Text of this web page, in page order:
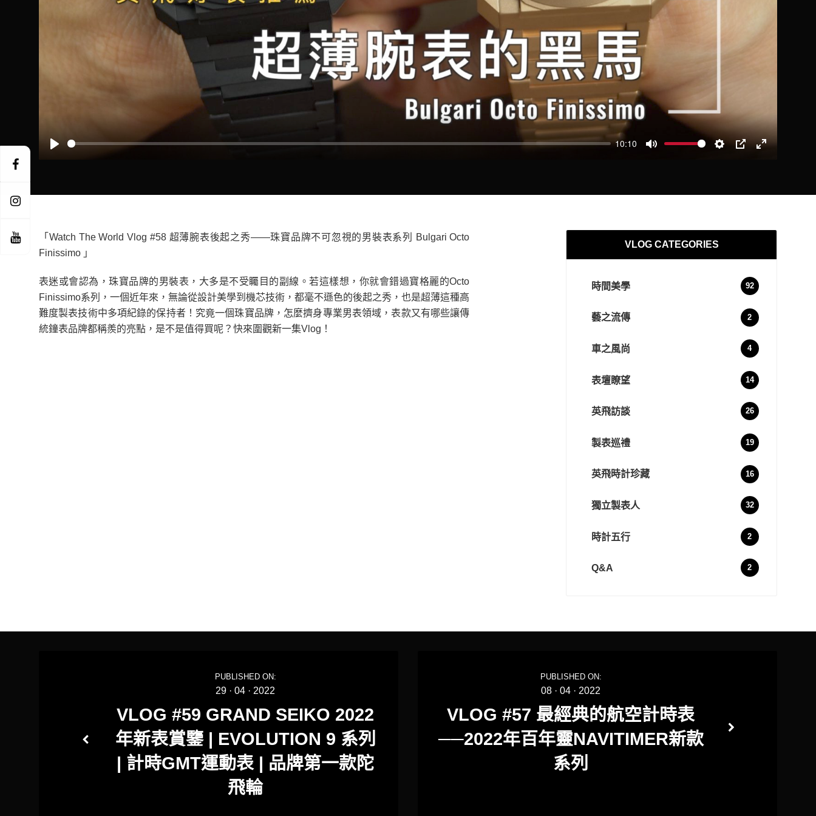
Play
10:10
「Watch The World Vlog #58 超薄腕表後起之秀——珠寶品牌不可忽視的男裝表系列 Bulgari Octo
Finissimo 」
表迷或會認為，珠寶品牌的男裝表，大多是不受矚目的副線。若這樣想，你就會錯過寶格麗的Octo
Finissimo系列，一個近年來，無論從設計美學到機芯技術，都毫不遜色的後起之秀，也是超薄這種高
難度製表技術中多項紀錄的保持者！究竟一個珠寶品牌，怎麼擠身專業男表領域，表款又有哪些讓傳
統鐘表品牌都稱羨的亮點，是不是值得買呢？快來圍觀新一集Vlog！
VLOG CATEGORIES
時間美學 92
藝之流傳 2
車之風尚 4
表壇瞭望 14
英飛訪談 26
製表巡禮 19
英飛時計珍藏 16
獨立製表人 32
時計五行 2
Q&A 2
PUBLISHED ON:
29 · 04 · 2022
VLOG #59 GRAND SEIKO 2022
年新表賞鑒 | EVOLUTION 9 系列
| 計時GMT運動表 | 品牌第一款陀
飛輪
PUBLISHED ON:
08 · 04 · 2022
VLOG #57 最經典的航空計時表
──2022年百年靈NAVITIMER新款
系列